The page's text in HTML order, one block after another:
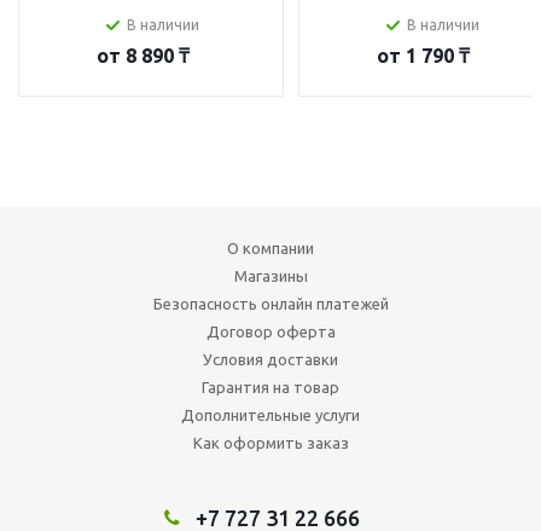
В наличии
от 8 890 ₸
В наличии
от 1 790 ₸
О компании
Магазины
Безопасность онлайн платежей
Договор оферта
Условия доставки
Гарантия на товар
Дополнительные услуги
Как оформить заказ
+7 727 31 22 666